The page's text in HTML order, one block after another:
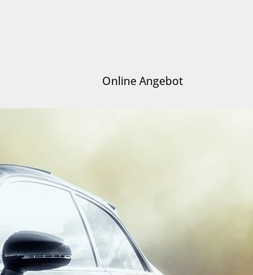
Online Angebot